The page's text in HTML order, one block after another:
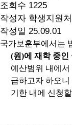
조회수 1225
작성자 학생지원
작성일 25.09.01
국가보훈부에서는
(원)에 재학 중인
예산범위 내에
급하고자 하오니
기한 내에 신청